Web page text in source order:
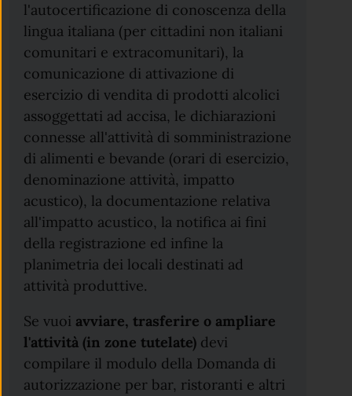
l'autocertificazione di conoscenza della
lingua italiana (per cittadini non italiani
comunitari e extracomunitari), la
comunicazione di attivazione di
esercizio di vendita di prodotti alcolici
assoggettati ad accisa, le dichiarazioni
connesse all'attività di somministrazione
di alimenti e bevande (orari di esercizio,
denominazione attività, impatto
acustico), la documentazione relativa
all'impatto acustico, la notifica ai fini
della registrazione ed infine la
planimetria dei locali destinati ad
attività produttive.
Se vuoi avviare, trasferire o ampliare
l'attività (in zone tutelate) devi
compilare il modulo della Domanda di
autorizzazione per bar, ristoranti e altri